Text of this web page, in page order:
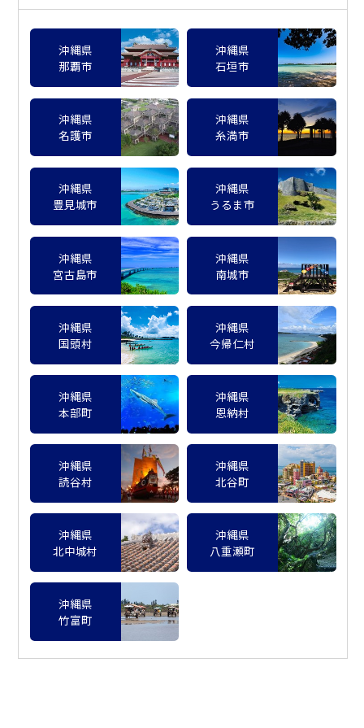
沖縄県
那覇市
沖縄県
石垣市
沖縄県
名護市
沖縄県
糸満市
沖縄県
豊見城市
沖縄県
うるま市
沖縄県
宮古島市
沖縄県
南城市
沖縄県
国頭村
沖縄県
今帰仁村
沖縄県
本部町
沖縄県
恩納村
沖縄県
読谷村
沖縄県
北谷町
沖縄県
北中城村
沖縄県
八重瀬町
沖縄県
竹富町